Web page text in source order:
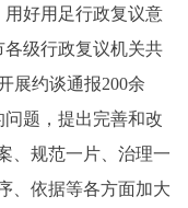
好用足行政复议意
各级行政复议机关共
展约谈通报200余
题，提出完善和改
、规范一片、治理一
、依据等各方面加大